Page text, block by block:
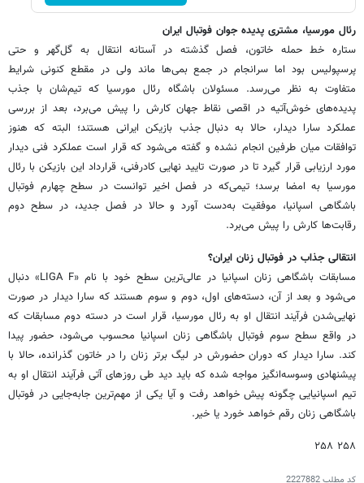
رئال مورسیا، مشتری پدیده جوان فوتبال ایران
ستاره خط حمله خاتون، فصل گذشته در آستانه انتقال به گل‌گهر و حتی
پرسپولیس بود اما سرانجام در جمع بمی‌ها ماند ولی در مقطع کنونی شرایط
متفاوت به نظر می‌رسد. مسئولان باشگاه رئال مورسیا که تیم‌شان با جذب
پدیده‌های خوش‌آتیه در اقصی نقاط جهان کارش را پیش می‌برد، بعد از بررسی
عملکرد سارا دیدار، حالا به دنبال جذب بازیکن ایرانی هستند؛ البته که هنوز
توافقات میان طرفین انجام نشده و گفته می‌شود که قرار است عملکرد فنی دیدار
مورد ارزیابی قرار گیرد تا در صورت تایید نهایی کادرفنی، قرارداد این بازیکن با رئال
مورسیا به امضا برسد؛ تیمی‌که در فصل اخیر توانست در سطح چهارم فوتبال
باشگاهی اسپانیا، موفقیت به‌دست آورد و حالا در فصل جدید، در سطح دوم
رقابت‌ها کارش را پیش می‌برد.
انتقالی جذاب در فوتبال زنان ایران؟
مسابقات باشگاهی زنان اسپانیا در عالی‌ترین سطح خود با نام «LIGA F» دنبال
می‌شود و بعد از آن، دسته‌های اول، دوم و سوم هستند که سارا دیدار در صورت
نهایی‌شدن فرآیند انتقال او به رئال مورسیا، قرار است در دسته دوم مسابقات که
در واقع سطح سوم فوتبال باشگاهی زنان اسپانیا محسوب می‌شود، حضور پیدا
کند. سارا دیدار که دوران حضورش در لیگ برتر زنان را در خاتون گذرانده، حالا با
پیشنهادی وسوسه‌انگیز مواجه شده که باید دید طی روزهای آتی فرآیند انتقال او به
تیم اسپانیایی چگونه پیش خواهد رفت و آیا یکی از مهم‌ترین جابه‌جایی در فوتبال
باشگاهی زنان رقم خواهد خورد یا خیر.
۲۵۸ ۲۵۸
کد مطلب2227882